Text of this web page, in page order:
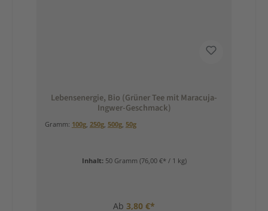
Lebensenergie, Bio (Grüner Tee mit Maracuja-
Ingwer-Geschmack)
Gramm: 100g, 250g, 500g, 50g
Inhalt: 50 Gramm (76,00 €* / 1 kg)
Ab 3,80 €*